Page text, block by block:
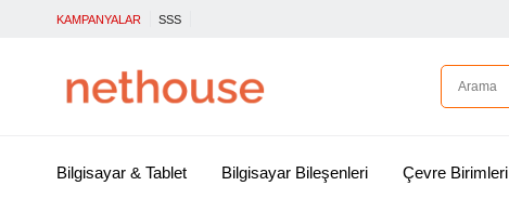
KAMPANYALAR SSS
Bilgisayar & Tablet Bilgisayar Bileşenleri Çevre Birimleri